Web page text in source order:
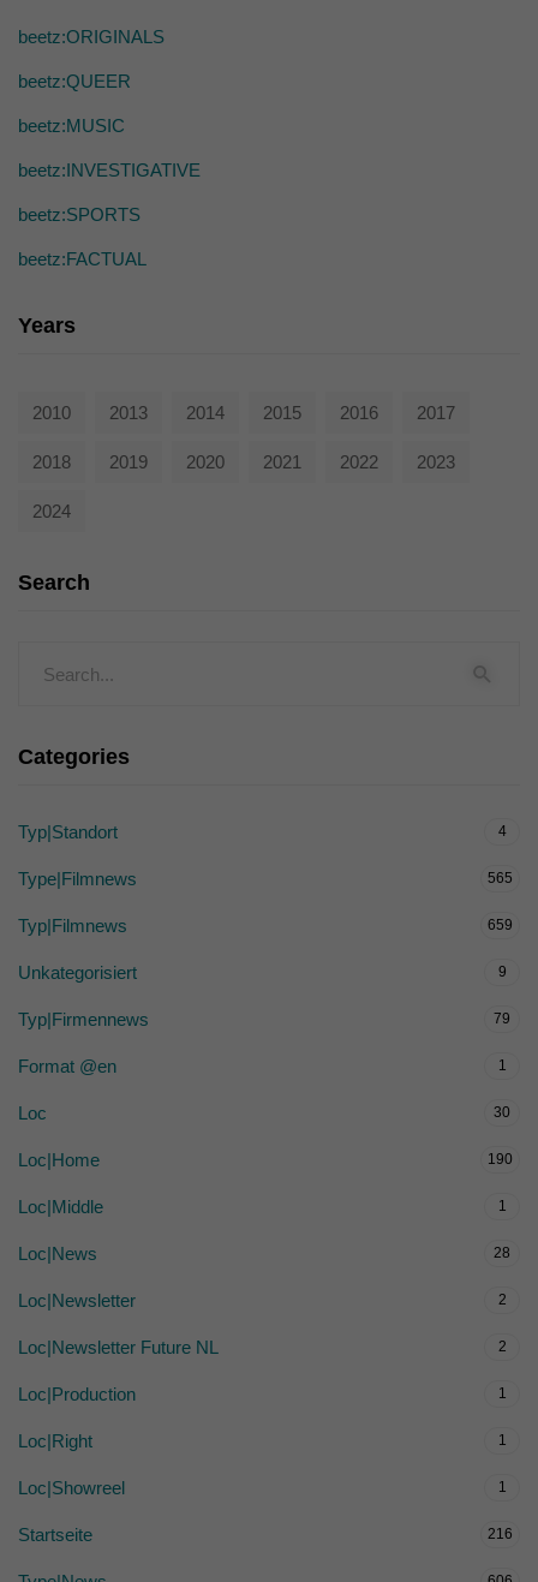
beetz:ORIGINALS
beetz:QUEER
beetz:MUSIC
beetz:INVESTIGATIVE
beetz:SPORTS
beetz:FACTUAL
Years
2010 2013 2014 2015 2016 2017
2018 2019 2020 2021 2022 2023
2024
Search
Categories
Typ|Standort 4
Type|Filmnews 565
Typ|Filmnews 659
Unkategorisiert 9
Typ|Firmennews 79
Format @en 1
Loc 30
Loc|Home 190
Loc|Middle 1
Loc|News 28
Loc|Newsletter 2
Loc|Newsletter Future NL 2
Loc|Production 1
Loc|Right 1
Loc|Showreel 1
Startseite 216
Externe Medien (7)
Inhalte von Videoplattformen und Social-Media-Plattformen werden
werden, bedarf der Zugriff auf diese Inhalte keiner manuellen Einwilligung
powered by Borlabs Cookie